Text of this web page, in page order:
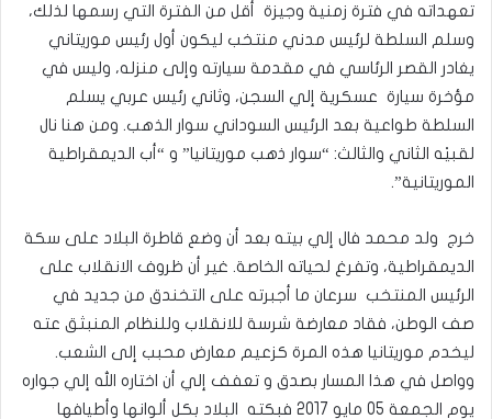
تعهداته في فترة زمنية وجيزة أقل من الفترة التي رسمها لذلك،
وسلم السلطة لرئيس مدني منتخب ليكون أول رئيس موريتاني
يغادر القصر الرئاسي في مقدمة سيارته وإلى منزله، وليس في
مؤخرة سيارة عسكرية إلي السجن، وثاني رئيس عربي يسلم
السلطة طواعية بعد الرئيس السوداني سوار الذهب. ومن هنا نال
لقبيْه الثاني والثالث: “سوار ذهب موريتانيا” و “أب الديمقراطية
الموريتانية”.
خرج ولد محمد فال إلي بيته بعد أن وضع قاطرة البلاد على سكة
الديمقراطية، وتفرغ لحياته الخاصة. غير أن ظروف الانقلاب على
الرئيس المنتخب سرعان ما أجبرته على التخندق من جديد في
صف الوطن، فقاد معارضة شرسة للانقلاب وللنظام المنبثق عته
ليخدم موريتانيا هذه المرة كزعيم معارض محبب إلى الشعب.
وواصل في هذا المسار بصدق و تعفف إلي أن اختاره الله إلي جواره
يوم الجمعة 05 مايو 2017 فبكته البلاد بكل ألوانها وأطيافها